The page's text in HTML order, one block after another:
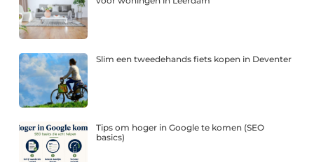
Slim een tweedehands fiets kopen in Deventer
Tips om hoger in Google te komen (SEO
basics)